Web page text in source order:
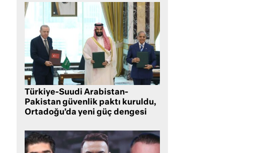
Türkiye-Suudi Arabistan-
Pakistan güvenlik paktı kuruldu,
Ortadoğu’da yeni güç dengesi